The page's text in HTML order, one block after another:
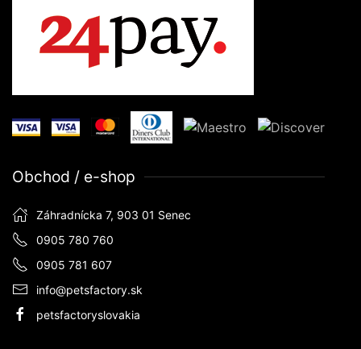
Obchod / e-shop
Záhradnícka 7, 903 01 Senec
0905 780 760
0905 781 607
info@petsfactory.sk
petsfactoryslovakia